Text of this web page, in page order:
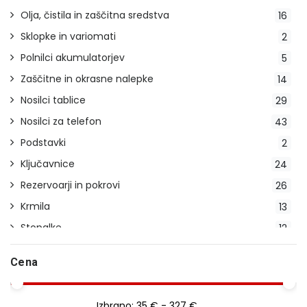
16
Olja, čistila in zaščitna sredstva
2
Sklopke in variomati
5
Polnilci akumulatorjev
14
Zaščitne in okrasne nalepke
29
Nosilci tablice
43
Nosilci za telefon
2
Podstavki
24
Ključavnice
26
Rezervoarji in pokrovi
13
Krmila
12
Stopalke
2
Indikatorji prestav
Stojala
Cena